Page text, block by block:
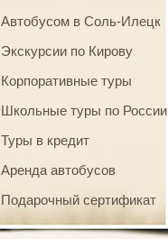
Автобусом в Соль-Илецк
Экскурсии по Кирову
Корпоративные туры
Школьные туры по России
Туры в кредит
Аренда автобусов
Подарочный сертификат